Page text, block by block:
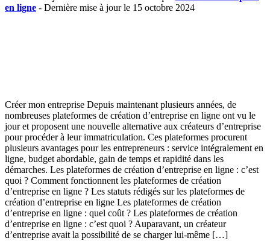
en ligne - Dernière mise à jour le 15 octobre 2024
Créer mon entreprise Depuis maintenant plusieurs années, de
nombreuses plateformes de création d’entreprise en ligne ont vu le
jour et proposent une nouvelle alternative aux créateurs d’entreprise
pour procéder à leur immatriculation. Ces plateformes procurent
plusieurs avantages pour les entrepreneurs : service intégralement en
ligne, budget abordable, gain de temps et rapidité dans les
démarches. Les plateformes de création d’entreprise en ligne : c’est
quoi ? Comment fonctionnent les plateformes de création
d’entreprise en ligne ? Les statuts rédigés sur les plateformes de
création d’entreprise en ligne Les plateformes de création
d’entreprise en ligne : quel coût ? Les plateformes de création
d’entreprise en ligne : c’est quoi ? Auparavant, un créateur
d’entreprise avait la possibilité de se charger lui-même […]